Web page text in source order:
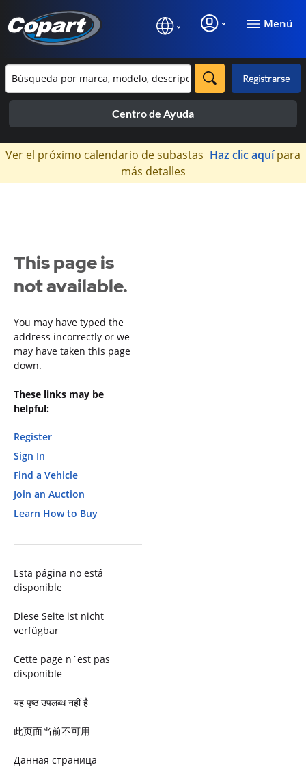
Menú
Registrarse
Centro de Ayuda
×
Ver el próximo calendario de subastas Haz clic aquípara
más detalles
This page is
not available.
You may have typed the
address incorrectly or we
may have taken this page
down.
These links may be
helpful:
Register
Sign In
Find a Vehicle
Join an Auction
Learn How to Buy
Esta página no está
disponible
Diese Seite ist nicht
verfügbar
Cette page n´est pas
disponible
यह पृष्ठ उपलब्ध नहीं है
此页面当前不可用
Данная страница